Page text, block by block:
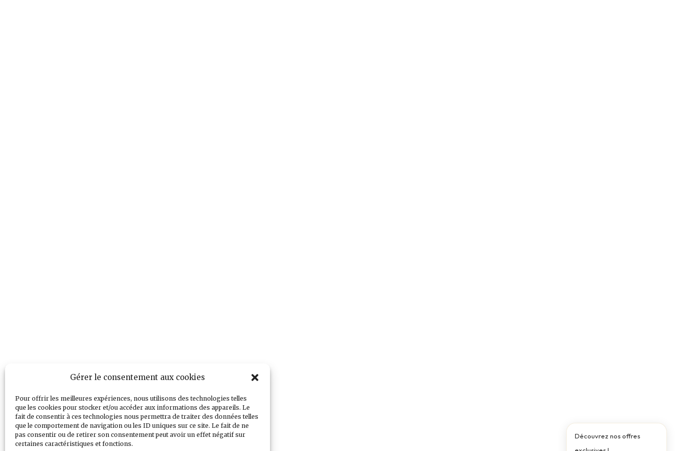
Gérer le consentement aux cookies
Pour offrir les meilleures expériences, nous utilisons des technologies telles
que les cookies pour stocker et/ou accéder aux informations des appareils. Le
fait de consentir à ces technologies nous permettra de traiter des données telles
que le comportement de navigation ou les ID uniques sur ce site. Le fait de ne
pas consentir ou de retirer son consentement peut avoir un effet négatif sur
certaines caractéristiques et fonctions.
Découvrez nos offres